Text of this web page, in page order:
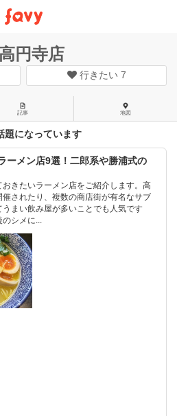
円寺店
行きたい 7
記事 地図
題になっています
ーメン店9選！二郎系や勝浦式の
きたいラーメン店をご紹介します。高
されたり、複数の商店街が有名なサブ
まい飲み屋が多いことでも人気です
シメに...